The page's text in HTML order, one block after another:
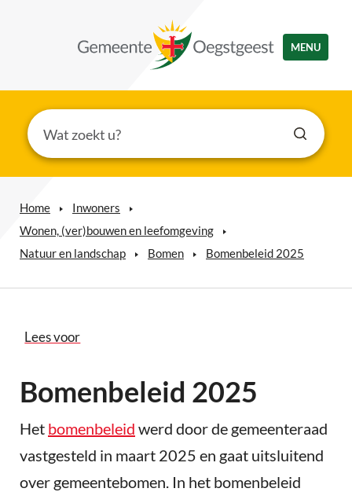
MENU
Home
Inwoners
Wonen, (ver)bouwen en leefomgeving
Natuur en landschap
Bomen Bomenbeleid 2025
Lees voor
Bomenbeleid 2025
Het bomenbeleid werd door de gemeenteraad
vastgesteld in maart 2025 en gaat uitsluitend
over gemeentebomen. In het bomenbeleid